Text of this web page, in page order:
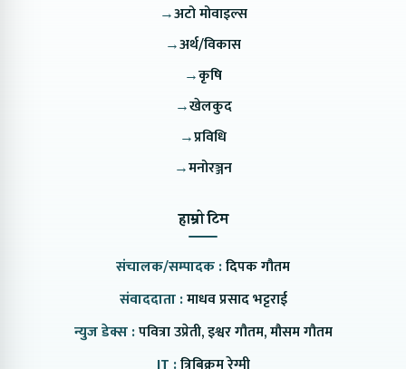
→अटो मोवाइल्स
→अर्थ/विकास
→कृषि
→खेलकुद
→प्रविधि
→मनोरञ्जन
हाम्रो टिम
संचालक/सम्पादक :दिपक गौतम
संवाददाता :माधव प्रसाद भट्टराई
न्युज डेक्स :पवित्रा उप्रेती, इश्वर गौतम, मौसम गौतम